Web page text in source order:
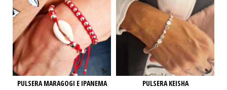
PULSERA MARAGOGI E IPANEMA PULSERA KEISHA